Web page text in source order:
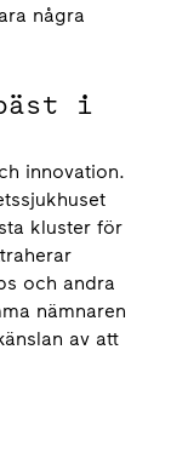
några
i
innovation.
kluster för
och andra
nämnaren
av att